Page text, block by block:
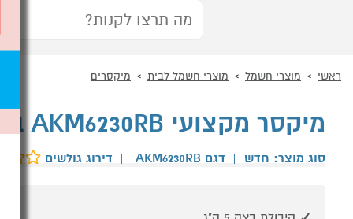
ראשי מוצרי חשמל מוצרי חשמל לבית מיקסרים
מיקסר מקצועי AKM6230RB בצבע כחול רויאל ANKARSRUM
סוג מוצר: חדש | דגם AKM6230RB | דירוג גולשים